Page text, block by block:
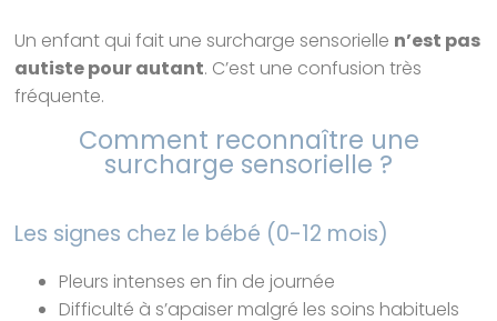
Un enfant qui fait une surcharge sensorielle n’est pas
autiste pour autant. C’est une confusion très
fréquente.
Comment reconnaître une
surcharge sensorielle ?
Les signes chez le bébé (0-12 mois)
Pleurs intenses en fin de journée
Difficulté à s’apaiser malgré les soins habituels